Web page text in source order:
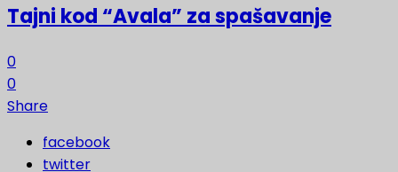
Tajni kod “Avala” za spašavanje
0
0
Share
facebook
twitter